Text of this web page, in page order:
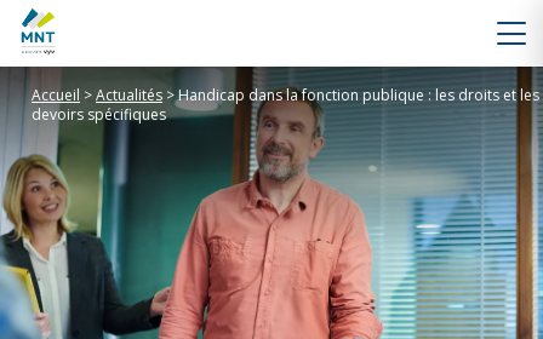
Accueil >Actualités >Handicap dans la fonction publique : les droits et les
devoirs spécifiques